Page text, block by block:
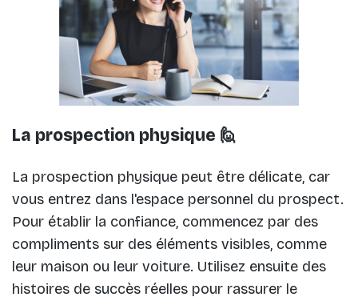
La prospection physique 🙋
La prospection physique peut être délicate, car
vous entrez dans l'espace personnel du prospect.
Pour établir la confiance, commencez par des
compliments sur des éléments visibles, comme
leur maison ou leur voiture. Utilisez ensuite des
histoires de succès réelles pour rassurer le